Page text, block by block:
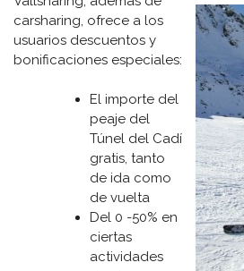
carsharing, ofrece a los
usuarios descuentos y
bonificaciones especiales:
El importe del
peaje del
Túnel del Cadí
gratis, tanto
de ida como
de vuelta
Del 0 -50% en
ciertas
actividades